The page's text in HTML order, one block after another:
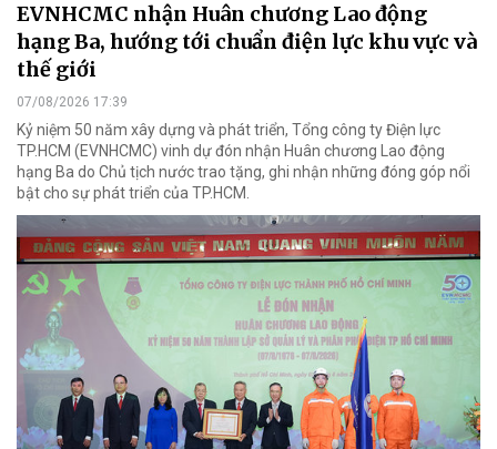
EVNHCMC nhận Huân chương Lao động
hạng Ba, hướng tới chuẩn điện lực khu vực và
thế giới
07/08/2026 17:39
Kỷ niệm 50 năm xây dựng và phát triển, Tổng công ty Điện lực
TP.HCM (EVNHCMC) vinh dự đón nhận Huân chương Lao động
hạng Ba do Chủ tịch nước trao tặng, ghi nhận những đóng góp nổi
bật cho sự phát triển của TP.HCM.